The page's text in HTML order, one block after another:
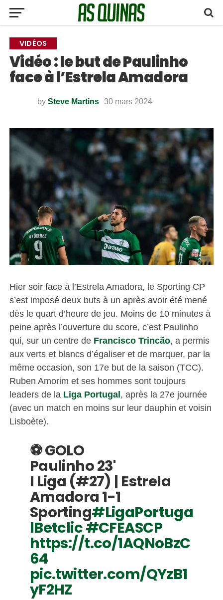
VIDÉOS
Vidéo : le but de Paulinho
face à l’Estrela Amadora
by Steve Martins 30 mars 2024
Hier soir face à l’Estrela Amadora, le Sporting CP
s’est imposé deux buts à un après avoir été mené
dès le quart d’heure de jeu. Moins de 10 minutes à
peine après l’ouverture du score, c’est Paulinho
qui, sur un centre de Francisco Trincão, a permis
aux verts et blancs d’égaliser et de marquer, par la
même occasion, son 17e but de la saison (TCC).
Ruben Amorim et ses hommes sont toujours
leaders de la Liga Portugal, après la 27e journée
(avec un match en moins sur leur dauphin et voisin
Lisboète).
⚽ GOLO
Paulinho 23'
I Liga (#27) | Estrela
Amadora 1-1
Sporting#LigaPortuga
lBetclic#CFEASCP
https://t.co/1AQNoBzC
64
pic.twitter.com/QYzB1
yF2HZ